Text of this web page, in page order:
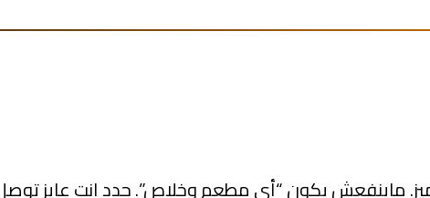
يكون “أي مطعم وخلاص”. حدد إنت عايز